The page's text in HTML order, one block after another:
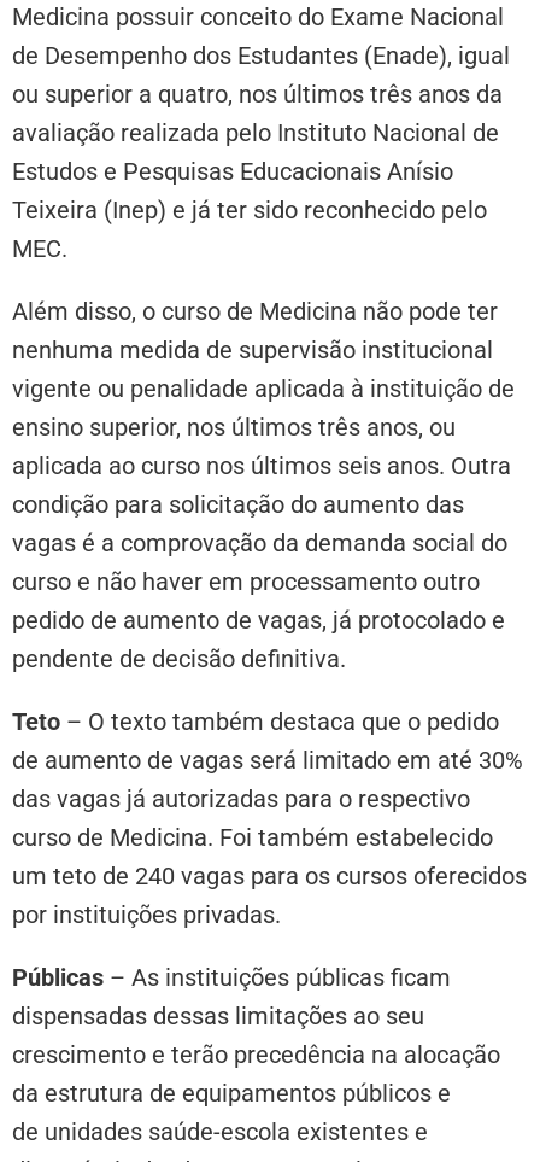
Medicina possuir conceito do Exame Nacional
de Desempenho dos Estudantes (Enade), igual
ou superior a quatro, nos últimos três anos da
avaliação realizada pelo Instituto Nacional de
Estudos e Pesquisas Educacionais Anísio
Teixeira (Inep) e já ter sido reconhecido pelo
MEC.
Além disso, o curso de Medicina não pode ter
nenhuma medida de supervisão institucional
vigente ou penalidade aplicada à instituição de
ensino superior, nos últimos três anos, ou
aplicada ao curso nos últimos seis anos. Outra
condição para solicitação do aumento das
vagas é a comprovação da demanda social do
curso e não haver em processamento outro
pedido de aumento de vagas, já protocolado e
pendente de decisão definitiva.
Teto – O texto também destaca que o pedido
de aumento de vagas será limitado em até 30%
das vagas já autorizadas para o respectivo
curso de Medicina. Foi também estabelecido
um teto de 240 vagas para os cursos oferecidos
por instituições privadas.
Públicas – As instituições públicas ficam
dispensadas dessas limitações ao seu
crescimento e terão precedência na alocação
da estrutura de equipamentos públicos e
de unidades saúde-escola existentes e